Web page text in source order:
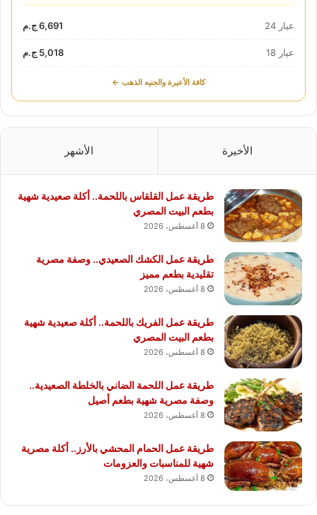
عيار 24 6,691 ج.م
عيار 18 5,018 ج.م
كافة الأعيرة والجنيه الذهب ←
الأخيرة الأشهر
طريقة عمل القلقاس باللحمة.. أكلة صعيدية شهية
بطعم البيت المصري
8 أغسطس، 2026
طريقة عمل الكشك الصعيدي.. وصفة مصرية
تقليدية بطعم مميز
8 أغسطس، 2026
طريقة عمل الفريك باللحمة.. أكلة صعيدية شهية
بطعم البيت المصري
8 أغسطس، 2026
طريقة عمل اللحمة الضاني بالخلطة الصعيدية..
وصفة مصرية شهية بطعم أصيل
8 أغسطس، 2026
طريقة عمل الحمام المحشي بالأرز.. أكلة مصرية
شهية للمناسبات والعزومات
8 أغسطس، 2026